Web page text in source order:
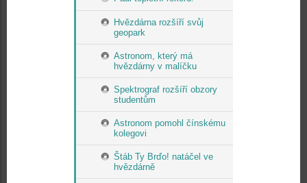
Hvězdárna rozšíří svůj
geopark
Astronom, který má
hvězdárny v malíčku
Spektrograf rozšíří obzory
studentům
Astronom pomohl čínskému
kolegovi
Štáb Ty Brďo! natáčel ve
hvězdárně